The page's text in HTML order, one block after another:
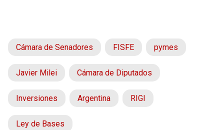
Cámara de Senadores FISFE pymes
Javier Milei Cámara de Diputados
Inversiones Argentina RIGI
Ley de Bases